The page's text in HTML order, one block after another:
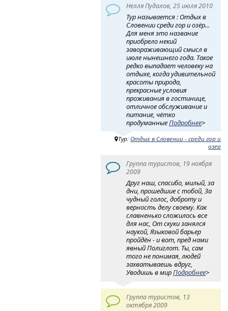
Нелля Пудалов, 25 июля 2010
Тур называется : Отдых в
Словении среди гор и озёp...
Для меня это название
приобрело некий
завораживающий смысл в
июле нынешнего года. Такое
редко выпадает человеку на
отдыхе, когда удивительной
красоты природа,
прекрасные условия
проживания в гостинице,
отличное обслуживание и
питание, чётко
продуманныеПодробнее>
Тур: Отдых в Словении - среди гор и
озер
Группа туристов, 19 ноября
2009
Друг наш, спасибо, милый, за
дни, прошедшие с тобой, За
чудный голос, доброту и
верность делу своему. Как
славненько сложилось все
для нас, От скуки занялся
наукой, Языковой барьер
пройдён - и вот, пред нами
явный Полиглот. Ты, сам
того не понимая, людей
захватываешь вдруг,
Уводишь в мирПодробнее>
Группа туристов, 13
октября 2009